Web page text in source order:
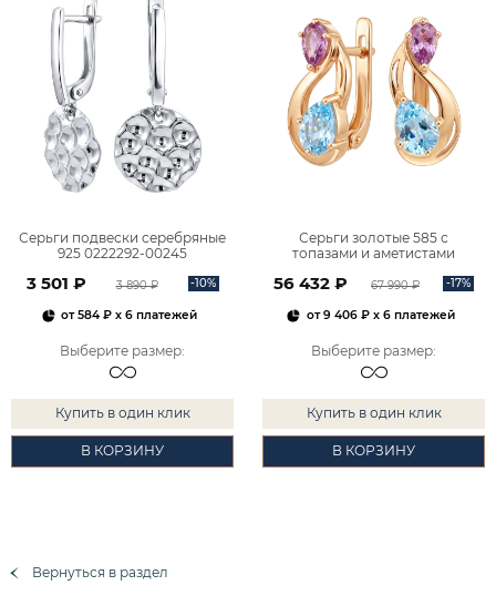
Серьги подвески серебряные
925 0222292-00245
3 501 ₽ 3 890 ₽ -10%
от584 ₽ x 6 платежей
Выберите размер:
Купить в один клик
В КОРЗИНУ
Серьги золотые 585 с
топазами и аметистами
56 432 ₽ 67 990 ₽ -17%
от9 406 ₽x 6 платежей
Выберите размер:
Купить в один клик
В КОРЗИНУ
Вернуться в раздел